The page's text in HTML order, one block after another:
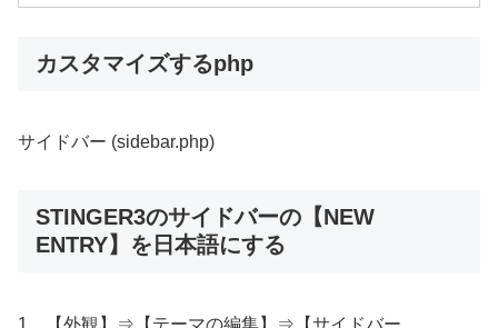
カスタマイズするphp
サイドバー (sidebar.php)
STINGER3のサイドバーの【NEW
ENTRY】を日本語にする
1、【外観】⇒【テーマの編集】⇒【サイドバー